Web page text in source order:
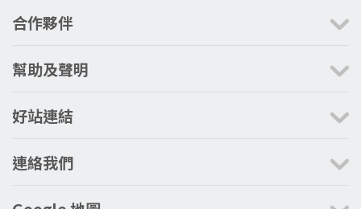
合作夥伴
幫助及聲明
好站連結
連絡我們